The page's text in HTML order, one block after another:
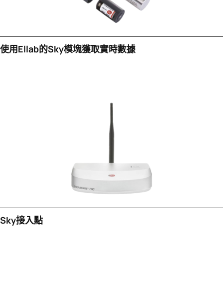
使用Ellab的sky模塊獲取實時數據
Sky接入點